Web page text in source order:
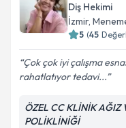
Diş Hekimi
İzmir,
5 (45
Çok çok iyi çalışma
rahatlatıyor tedavi...
ÖZEL CC KLİNİK AĞIZ
POLİKLİNİĞİ